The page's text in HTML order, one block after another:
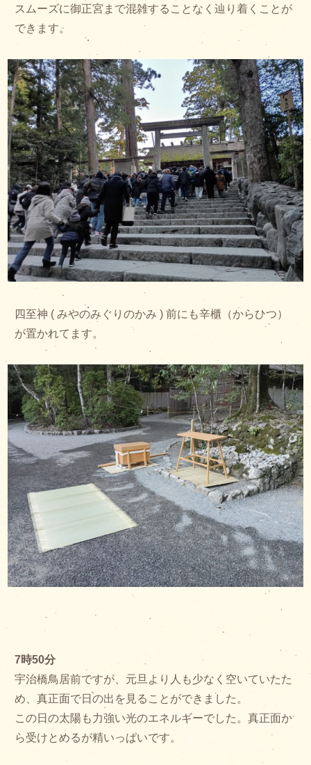
スムーズに御正宮まで混雑することなく辿り着くことが
できます。
四至神 ( みやのみぐりのかみ ) 前にも辛櫃（からひつ）
が置かれてます。
7時50分
宇治橋鳥居前ですが、元旦より人も少なく空いていたた
め、真正面で日の出を見ることができました。
この日の太陽も力強い光のエネルギーでした。真正面か
ら受けとめるが精いっぱいです。